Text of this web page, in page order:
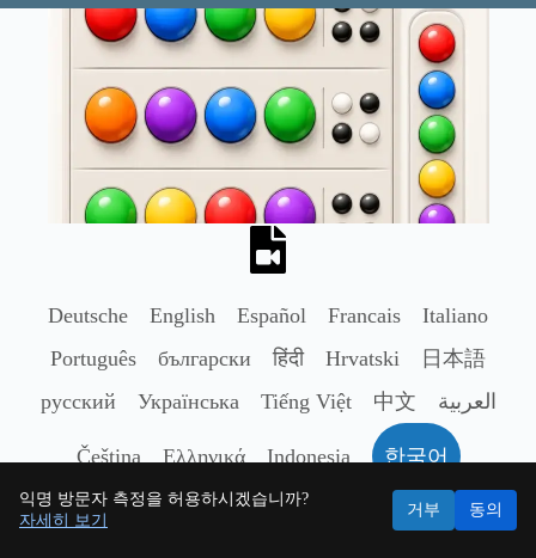
익명 방문자 측정을 허용하시겠습니까?
자세히 보기
거부 동의
Deutsche English Español Francais
Italiano
Português
български हिंदी Hrvatski
日本語
русский
Українська Tiếng Việt 中文 العربية
Čeština Ελληνικά Indonesia 한국어
Nederlands Polski Română Svenska
ไทย